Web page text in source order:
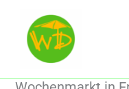
springen